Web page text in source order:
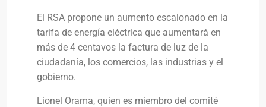
El RSA propone un aumento escalonado en la
tarifa de energía eléctrica que aumentará en
más de 4 centavos la factura de luz de la
ciudadanía, los comercios, las industrias y el
gobierno.
Lionel Orama, quien es miembro del comité